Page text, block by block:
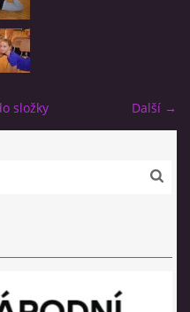
|RSS
Další →
složky